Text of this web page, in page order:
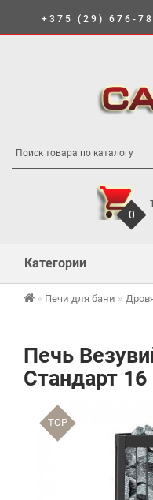
+375 (29) 676-
0
Категории
Печи для бани
Печь
Стандарт
TOP